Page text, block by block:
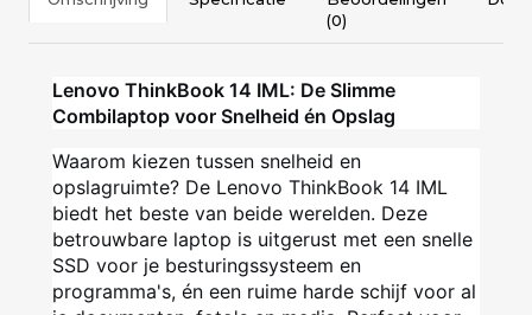
(0)
Lenovo ThinkBook 14 IML: De Slimme
Combilaptop voor Snelheid én Opslag
Waarom kiezen tussen snelheid en
opslagruimte? De Lenovo ThinkBook 14 IML
biedt het beste van beide werelden. Deze
betrouwbare laptop is uitgerust met een snelle
SSD voor je besturingssysteem en
programma's, én een ruime harde schijf voor al